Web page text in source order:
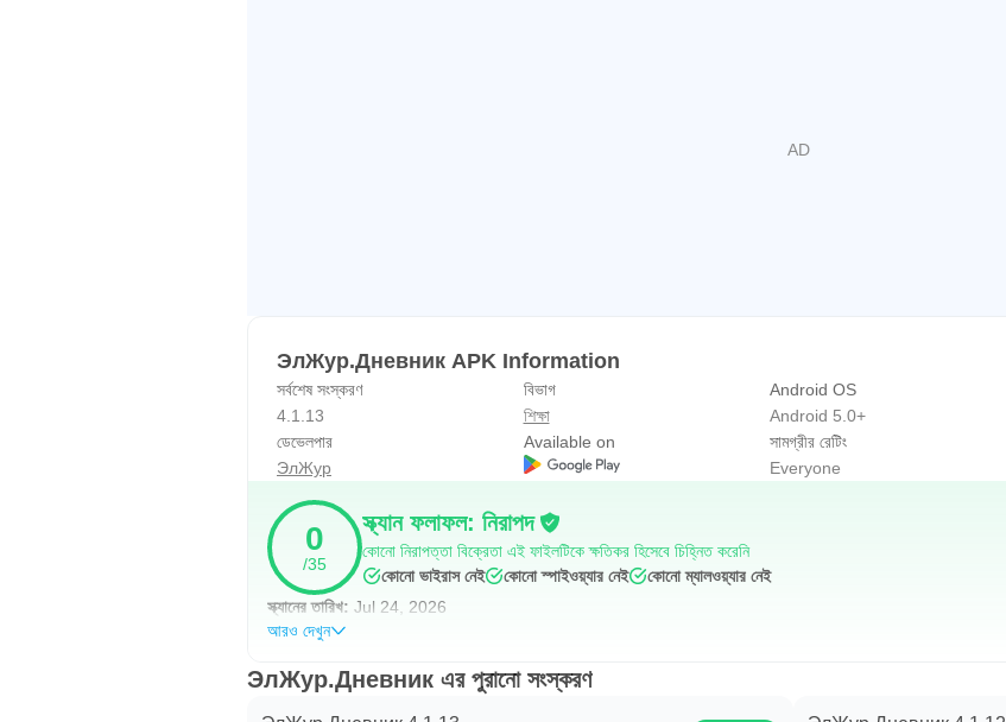
ЭлЖур.Дневник APK Information
সর্বশেষ সংস্করণ
4.1.13
বিভাগ
শিক্ষা
Android OS
Android 5.0+
ডেভেলপার
ЭлЖур
Available on
সামগ্রীর রেটিং
Everyone
0
/35
স্ক্যান ফলাফল: নিরাপদ
কোনো নিরাপত্তা বিক্রেতা এই ফাইলটিকে ক্ষতিকর হিসেবে চিহ্নিত করেনি
কোনো ভাইরাস নেই
কোনো স্পাইওয়্যার নেই
কোনো ম্যালওয়্যার নেই
স্ক্যানের তারিখ: Jul 24, 2026
আরও দেখুন
ЭлЖур.Дневник এর পুরানো সংস্করণ